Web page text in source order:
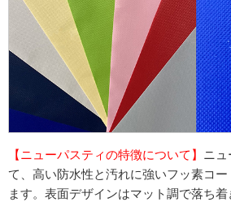
【ニューパスティの特徴について】 ニュ
て、高い防水性と汚れに強いフッ素コ
ます。表面デザインはマット調で落ち